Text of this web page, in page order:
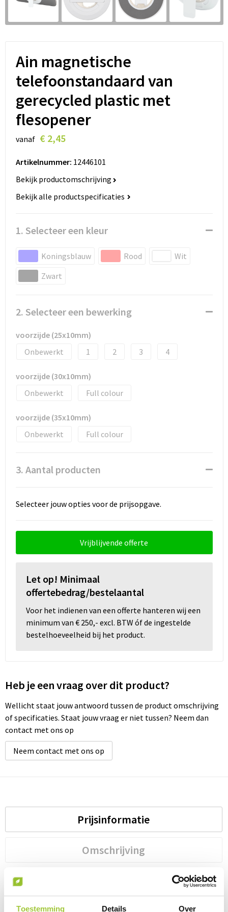
Toestemming Details Over
Lanyards
Miniboxen
Momenten
Paraplu's
Persoonlijke verzorging
Schrijfwaren
Snoepgoed
Spellen voor binnen en buiten
Sport
Textiel
Thuiswerken
Virtueel uitje met borrelbox
Werkkleding
Wijn & Bier
Relatiegeschenken zomer
Peuters en Baby's
Ain magnetische
telefoonstandaard van
gerecycled plastic met
flesopener
vanaf € 2,45
Artikelnummer: 12446101
Bekijk productomschrijving
Bekijk alle productspecificaties
1. Selecteer een kleur
Koningsblauw Rood
Wit
Zwart
2. Selecteer een bewerking
voorzijde (25x10mm)
Onbewerkt
1 2 3 4
voorzijde (30x10mm)
Onbewerkt
Full colour
voorzijde (35x10mm)
Onbewerkt
Full colour
3. Aantal producten
Selecteer jouw opties voor de prijsopgave.
Vrijblijvende offerte
Let op! Minimaal
offertebedrag/bestelaantal
Voor het indienen van een offerte hanteren wij een
minimum van € 250,- excl. BTW óf de ingestelde
bestelhoeveelheid bij het product.
Heb je een vraag over dit product?
Wellicht staat jouw antwoord tussen de product omschrijving
of specificaties. Staat jouw vraag er niet tussen? Neem dan
contact met ons op
Neem contact met ons op
Prijsinformatie
Omschrijving